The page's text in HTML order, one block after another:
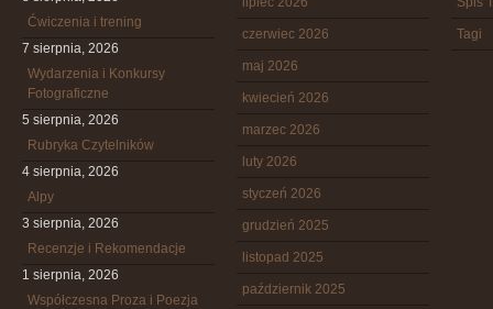
Ćwiczenia i trening
7 sierpnia, 2026
Wydarzenia i Konkursy
Fotograficzne
5 sierpnia, 2026
Rubryka Czytelników
4 sierpnia, 2026
Alpy
3 sierpnia, 2026
Recenzje i Rekomendacje
1 sierpnia, 2026
Współczesna Proza i Poezja
czerwiec 2026
maj 2026
kwiecień 2026
marzec 2026
luty 2026
styczeń 2026
grudzień 2025
listopad 2025
październik 2025
Tagi